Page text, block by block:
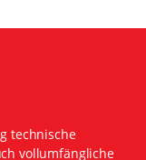
technische
vollumfängliche